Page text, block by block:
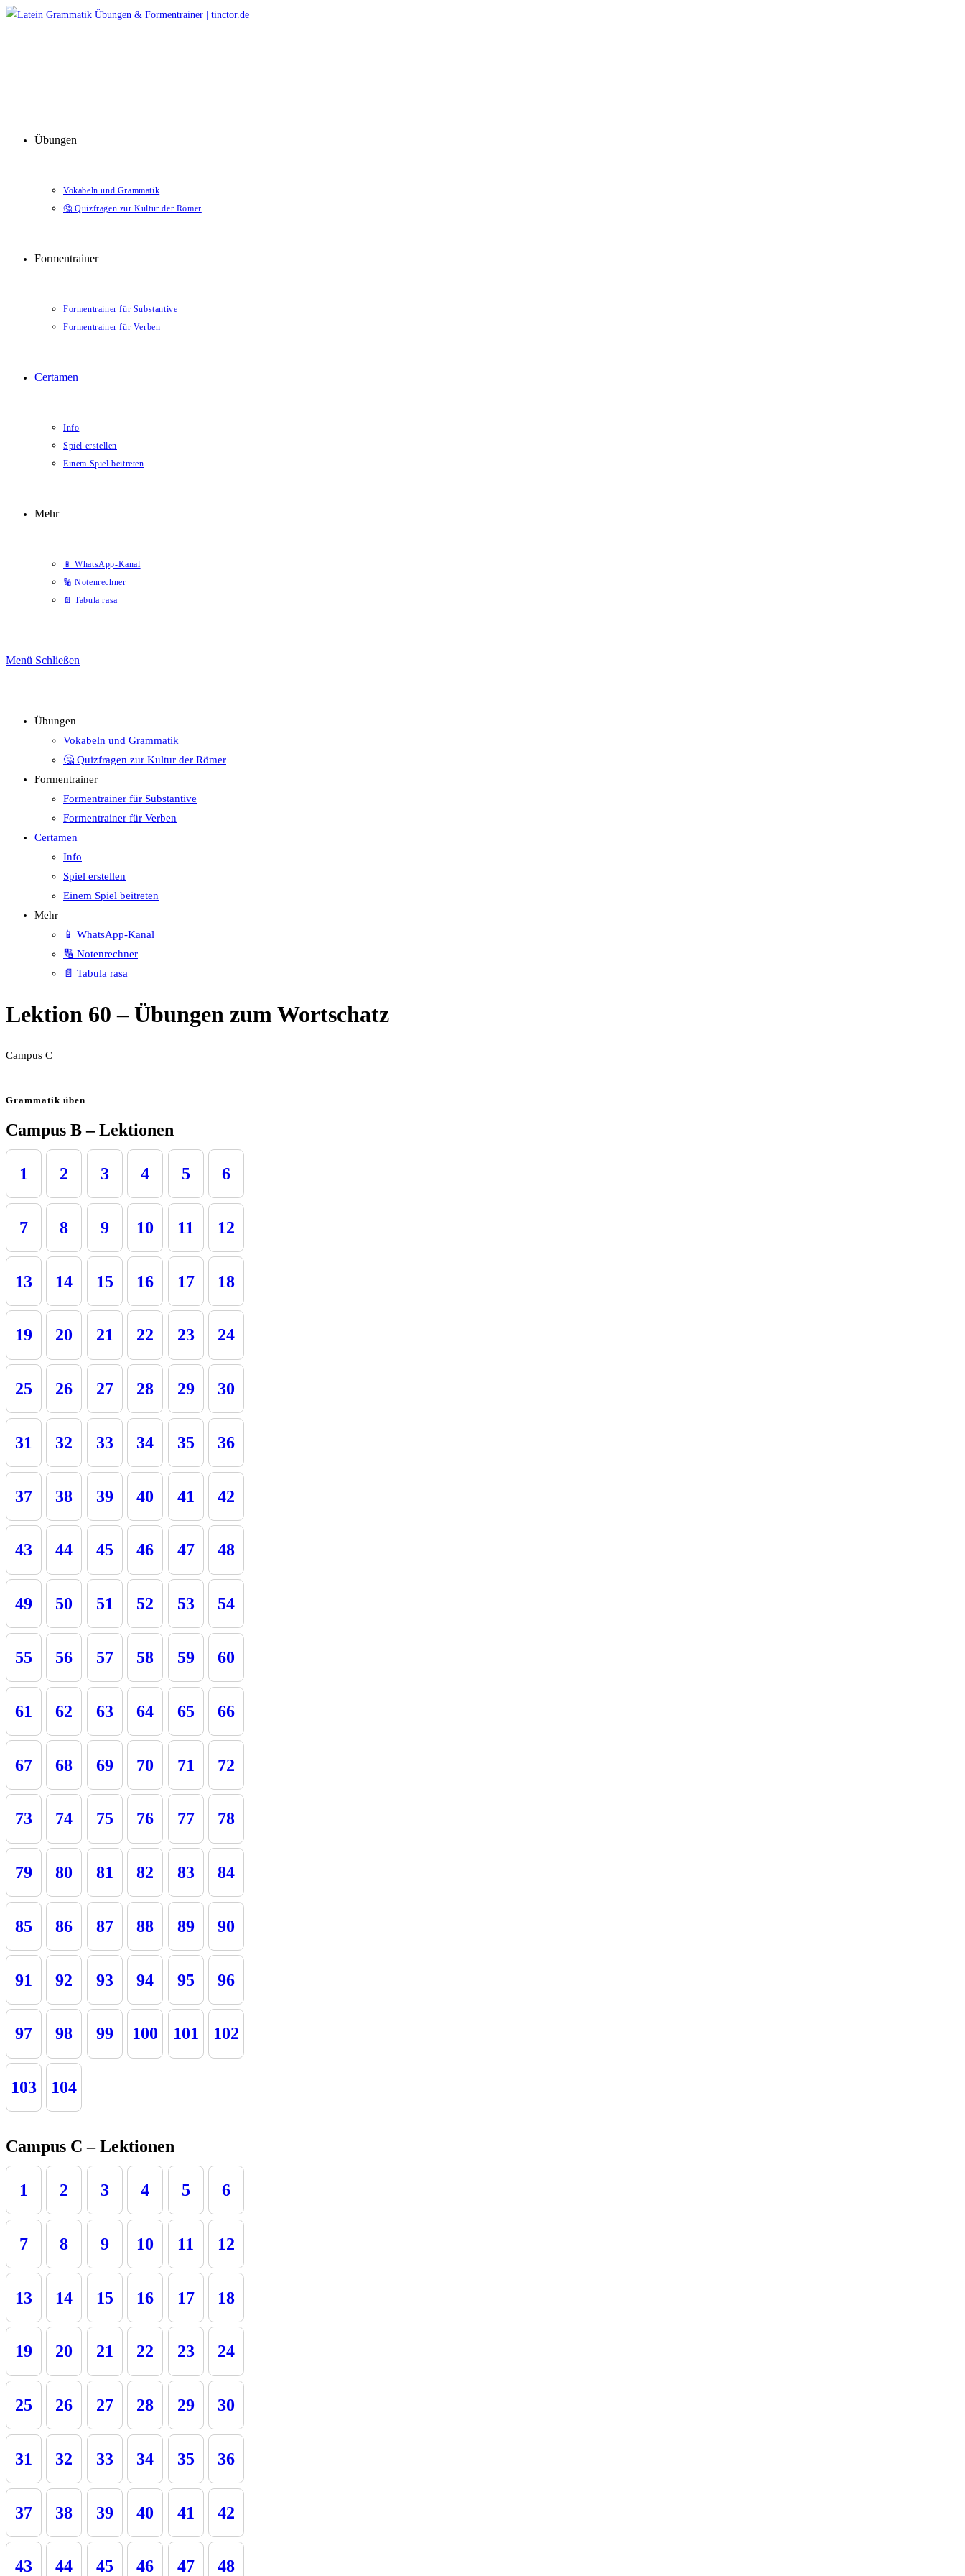
Zum
Übungen
Vokabeln und Grammatik
🤔 Quizfragen zur Kultur der Römer
Formentrainer
Formentrainer für Substantive
Formentrainer für Verben
Certamen
Info
Spiel erstellen
Einem Spiel beitreten
Mehr
📱 WhatsApp-Kanal
🔢 Notenrechner
📄 Tabula rasa
Menü Schließen
Übungen
Vokabeln und Grammatik
🤔 Quizfragen zur Kultur der Römer
Formentrainer
Formentrainer für Substantive
Formentrainer für Verben
Certamen
Info
Spiel erstellen
Einem Spiel beitreten
Mehr
📱 WhatsApp-Kanal
🔢 Notenrechner
📄 Tabula rasa
Lektion 60 – Übungen zum Wortschatz
Campus C
Grammatik üben
Campus B – Lektionen
1 2 3 4 5 6
7 8 9 10 11 12
13 14 15 16 17 18
19 20 21 22 23 24
25 26 27 28 29 30
31 32 33 34 35 36
37 38 39 40 41 42
43 44 45 46 47 48
49 50 51 52 53 54
55 56 57 58 59 60
61 62 63 64 65 66
67 68 69 70 71 72
73 74 75 76 77 78
79 80 81 82 83 84
85 86 87 88 89 90
91 92 93 94 95 96
97 98 99 100 101 102
103 104
Campus C – Lektionen
1 2 3 4 5 6
7 8 9 10 11 12
13 14 15 16 17 18
19 20 21 22 23 24
25 26 27 28 29 30
31 32 33 34 35 36
37 38 39 40 41 42
43 44 45 46 47 48